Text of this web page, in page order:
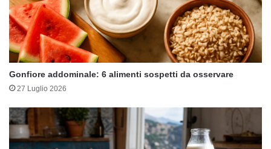
Gonfiore addominale: 6 alimenti sospetti da osservare
27 Luglio 2026